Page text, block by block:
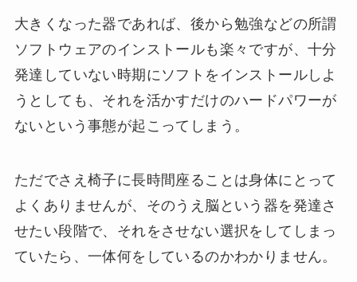
大きくなった器であれば、後から勉強などの所謂
ソフトウェアのインストールも楽々ですが、十分
発達していない時期にソフトをインストールしよ
うとしても、それを活かすだけのハードパワーが
ないという事態が起こってしまう。
ただでさえ椅子に長時間座ることは身体にとって
よくありませんが、そのうえ脳という器を発達さ
せたい段階で、それをさせない選択をしてしまっ
ていたら、一体何をしているのかわかりません。